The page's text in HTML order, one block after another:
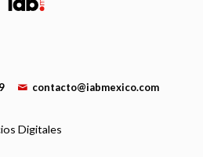
contacto@iabmexico.com
Digitales